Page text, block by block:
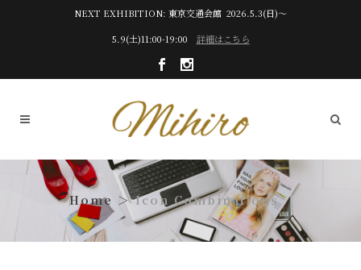
NEXT EXHIBITION: 東京交通会館 2026.5.3(日)～
5.9(土)11:00-19:00 詳細はこちら
Icon Combinations